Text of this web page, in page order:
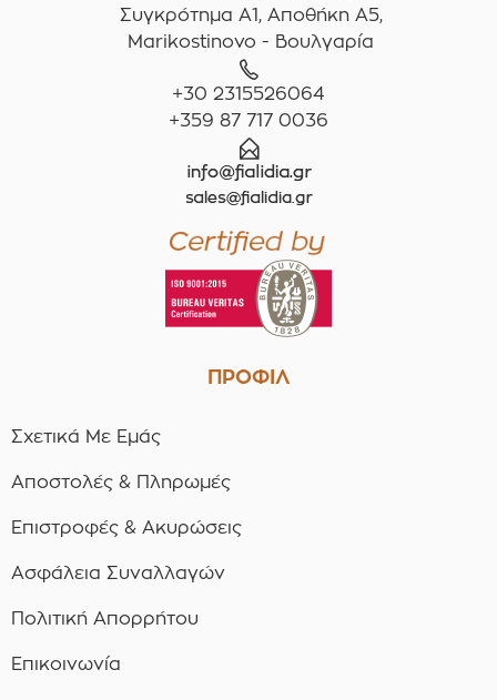
Συγκρότημα A1, Αποθήκη Α5,
Marikostinovo - Βουλγαρία
+30 2315526064
+359 87 717 0036
ΠΡΟΦΙΛ
Σχετικά Με Εμάς
Αποστολές & Πληρωμές
Επιστροφές & Ακυρώσεις
Ασφάλεια Συναλλαγών
Πολιτική Απορρήτου
Επικοινωνία